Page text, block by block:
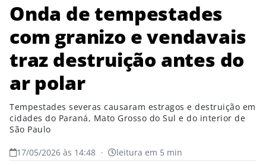
Onda de tempestades
com granizo e vendavais
traz destruição antes do
ar polar
Tempestades severas causaram estragos e destruição em
cidades do Paraná, Mato Grosso do Sul e do interior de
São Paulo
17/05/2026 às 14:48 • leitura em 5 min